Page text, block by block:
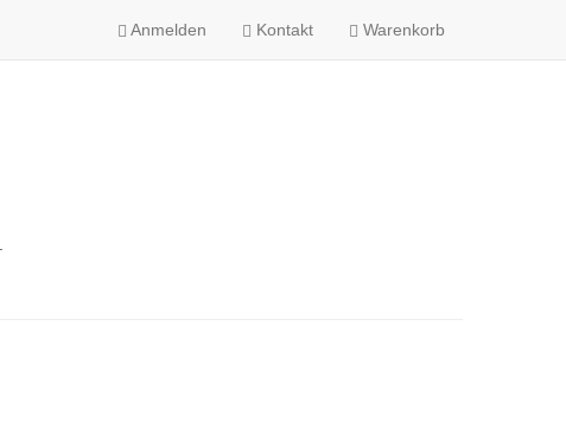
Anmelden Kontakt Warenkorb